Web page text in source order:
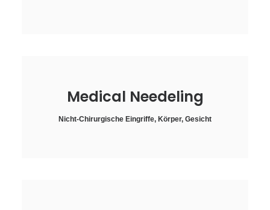
Medical Needeling
Nicht-Chirurgische Eingriffe, Körper, Gesicht